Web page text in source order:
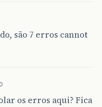
são 7 erros cannot
os erros aqui? Fica